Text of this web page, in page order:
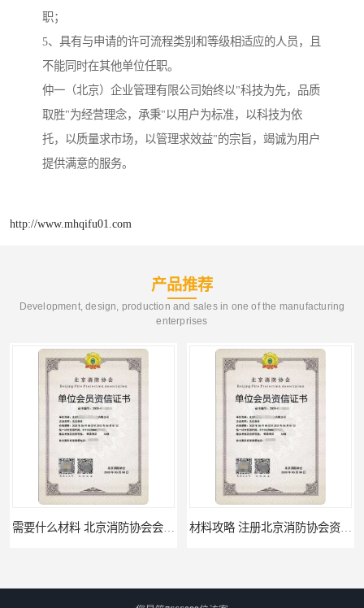
职；
5、具有与申请的许可流程类别和等级相适应的人员，且
不能同时在其他单位任职。
仲一（北京）企业管理有限公司始终以"科技为先，品质
取胜"为经营理念，承秉"以用户为标准，以科技为依
托，以质量求市场，以管理求效益"的宗旨，竭诚为用户
提供满意的服务。
http://www.mhqifu01.com
产品推荐
Development, design, production and sales in one of the manufacturing
enterprises